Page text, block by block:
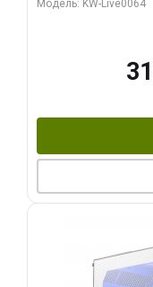
Модель: KW-Live0064